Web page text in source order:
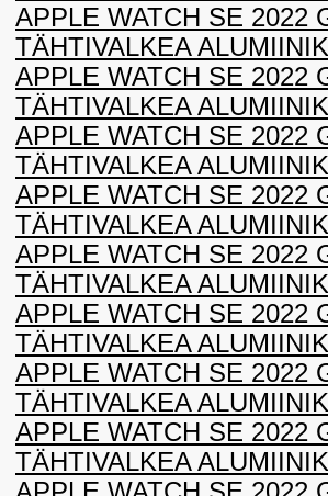
APPLE WATCH SE 2022
TÄHTIVALKEA
APPLE WATCH SE 2022
TÄHTIVALKEA
APPLE WATCH SE 2022
TÄHTIVALKEA
APPLE WATCH SE 2022
TÄHTIVALKEA
APPLE WATCH SE 2022
TÄHTIVALKEA
APPLE WATCH SE 2022
TÄHTIVALKEA
APPLE WATCH SE 2022
TÄHTIVALKEA
APPLE WATCH SE 2022
TÄHTIVALKEA